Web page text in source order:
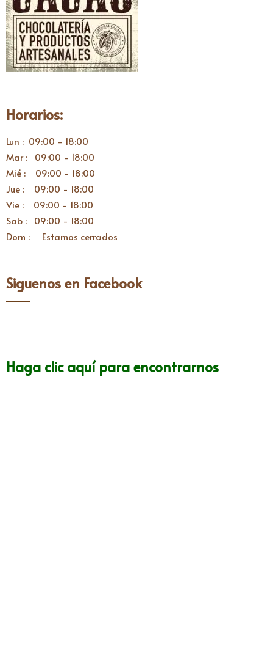
Horarios:
Lun : 09:00 - 18:00
Mar : 09:00 - 18:00
Mié : 09:00 - 18:00
Jue : 09:00 - 18:00
Vie : 09:00 - 18:00
Sab : 09:00 - 18:00
Dom : Estamos cerrados
Siguenos en Facebook
Haga clic aquí para encontrarnos